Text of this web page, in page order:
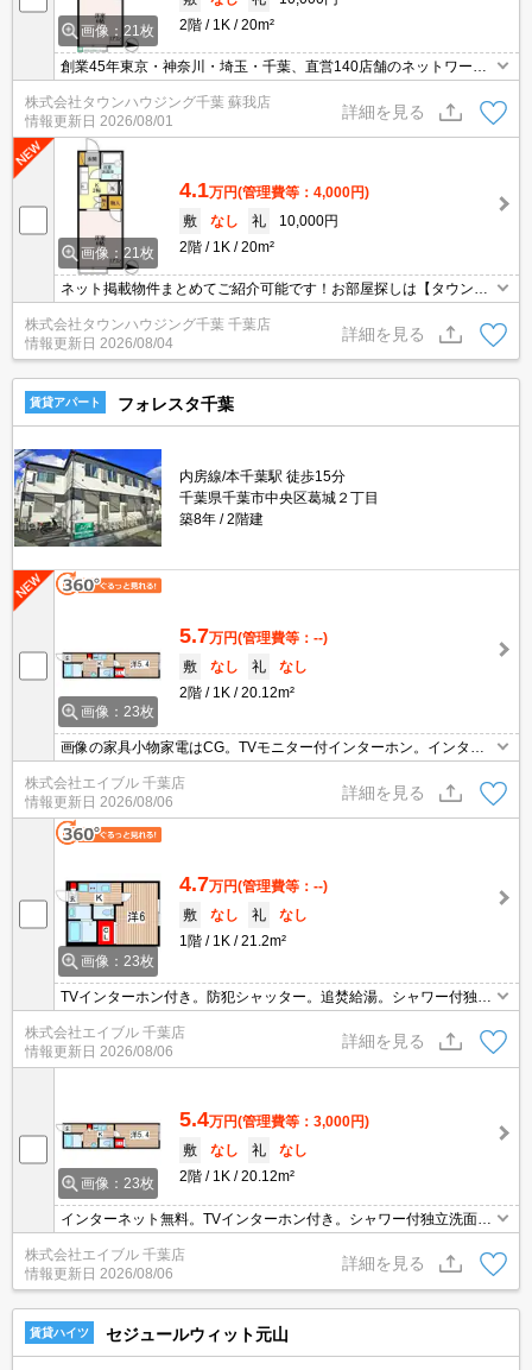
画像：21枚
2階
1K 20m²
創業45年東京・神奈川・埼玉・千葉、直営140店舗のネットワーク
でお部屋探しをサポートするタウンハウジング。お部屋探しは【タ
ウンハウジング】にお任せ下さい！
株式会社タウンハウジング千葉 蘇我店
情報更新日 2026/08/01
詳細を見る
画像：21枚
4.1万円(管理費等：4,000円)
敷
なし 礼
10,000円
2階
1K 20m²
ネット掲載物件まとめてご紹介可能です！お部屋探しは【タウンハ
ウジング】にお任せください！※オンライン内見・現地待ち合わせ
は事前にご相談ください。
株式会社タウンハウジング千葉 千葉店
情報更新日 2026/08/04
詳細を見る
賃貸アパート フォレスタ千葉
内房線/本千葉駅 徒歩15分
千葉県千葉市中央区葛城２丁目
築8年
2階建
画像：23枚
5.7万円(管理費等：--)
敷
なし 礼
なし
2階
1K 20.12m²
画像の家具小物家電はCG。TVモニター付インターホン。インター
き。引越指定業者あり。月額損害保険料等980円。コンビニへ500
m。
株式会社エイブル 千葉店
情報更新日 2026/08/06
詳細を見る
画像：23枚
4.7万円(管理費等：--)
敷
なし 礼
なし
1階
1K 21.2m²
TVインターホン付き。防犯シャッター。追焚給湯。シャワー付独立
洗面台。インターネット無料。引越指定業者あり。コンビニへ500
m。千葉大学へ600m。スーパーへ850m。ドラッグストアへ850
m。
株式会社エイブル 千葉店
情報更新日 2026/08/06
詳細を見る
画像：23枚
5.4万円(管理費等：3,000円)
敷
なし 礼
なし
2階
1K 20.12m²
インターネット無料。TVインターホン付き。シャワー付独立洗面
台。追い焚き機能付きバス。システムキッチン。千葉大学へ550
m。月額損害保険料等980円。引越指定業者あり。仲介手数料家賃
の55%。
株式会社エイブル 千葉店
情報更新日 2026/08/06
詳細を見る
賃貸ハイツ セジュールウィット元山